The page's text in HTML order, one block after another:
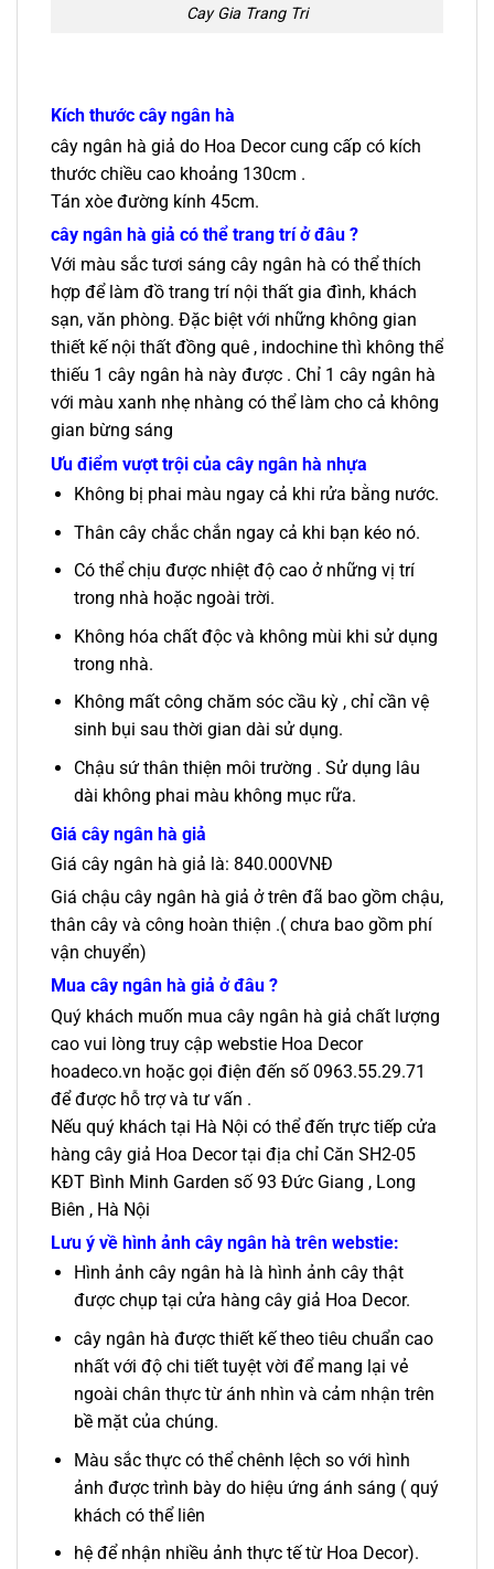
Cay Gia Trang Tri
Kích thước cây ngân hà
cây ngân hà giả do Hoa Decor cung cấp có kích
thước chiều cao khoảng 130cm .
Tán xòe đường kính 45cm.
cây ngân hà giả có thể trang trí ở đâu ?
Với màu sắc tươi sáng cây ngân hà có thể thích
hợp để làm đồ trang trí nội thất gia đình, khách
sạn, văn phòng. Đặc biệt với những không gian
thiết kế nội thất đồng quê , indochine thì không thể
thiếu 1 cây ngân hà này được . Chỉ 1 cây ngân hà
với màu xanh nhẹ nhàng có thể làm cho cả không
gian bừng sáng
Ưu điểm vượt trội của cây ngân hà nhựa
Không bị phai màu ngay cả khi rửa bằng nước.
Thân cây chắc chắn ngay cả khi bạn kéo nó.
Có thể chịu được nhiệt độ cao ở những vị trí
trong nhà hoặc ngoài trời.
Không hóa chất độc và không mùi khi sử dụng
trong nhà.
Không mất công chăm sóc cầu kỳ , chỉ cần vệ
sinh bụi sau thời gian dài sử dụng.
Chậu sứ thân thiện môi trường . Sử dụng lâu
dài không phai màu không mục rữa.
Giá cây ngân hà giả
Giá cây ngân hà giả là: 840.000VNĐ
Giá chậu cây ngân hà giả ở trên đã bao gồm chậu,
thân cây và công hoàn thiện .( chưa bao gồm phí
vận chuyển)
Mua cây ngân hà giả ở đâu ?
Quý khách muốn mua cây ngân hà giả chất lượng
cao vui lòng truy cập webstie Hoa Decor
hoadeco.vn hoặc gọi điện đến số 0963.55.29.71
để được hỗ trợ và tư vấn .
Nếu quý khách tại Hà Nội có thể đến trực tiếp cửa
hàng cây giả Hoa Decor tại địa chỉ Căn SH2-05
KĐT Bình Minh Garden số 93 Đức Giang , Long
Biên , Hà Nội
Lưu ý về hình ảnh cây ngân hà trên webstie:
Hình ảnh cây ngân hà là hình ảnh cây thật
được chụp tại cửa hàng cây giả Hoa Decor.
cây ngân hà được thiết kế theo tiêu chuẩn cao
nhất với độ chi tiết tuyệt vời để mang lại vẻ
ngoài chân thực từ ánh nhìn và cảm nhận trên
bề mặt của chúng.
Màu sắc thực có thể chênh lệch so với hình
ảnh được trình bày do hiệu ứng ánh sáng ( quý
khách có thể liên
hệ để nhận nhiều ảnh thực tế từ Hoa Decor).